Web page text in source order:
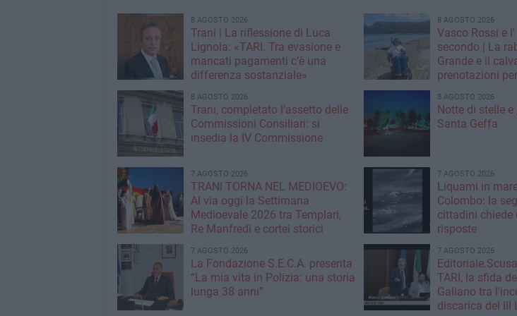
8 AGOSTO 2026
Trani | La riflessione di Luca
Lignola: «TARI. Tra evasione e
mancati pagamenti c’è una
differenza sostanziale»
8 AGOSTO 2026
Vasco Rossi e
secondo | La
Grande e il
prenotazioni
8 AGOSTO 2026
Trani, completato l’assetto delle
Commissioni Consiliari: si
insedia la IV Commissione
8 AGOSTO 2026
Notte di stelle
Santa Geffa
7 AGOSTO 2026
TRANI TORNA NEL MEDIOEVO:
Al via oggi la Settimana
Medioevale 2026 tra Templari,
Re Manfredi e cortei storici
7 AGOSTO 2026
Liquami in
Colombo: la
cittadini chiede
risposte
7 AGOSTO 2026
La Fondazione S.E.C.A. presenta
“La mia vita in Polizia: una storia
lunga 38 anni”
7 AGOSTO 2026
TARI, la sfida
Galiano tra
discarica del III